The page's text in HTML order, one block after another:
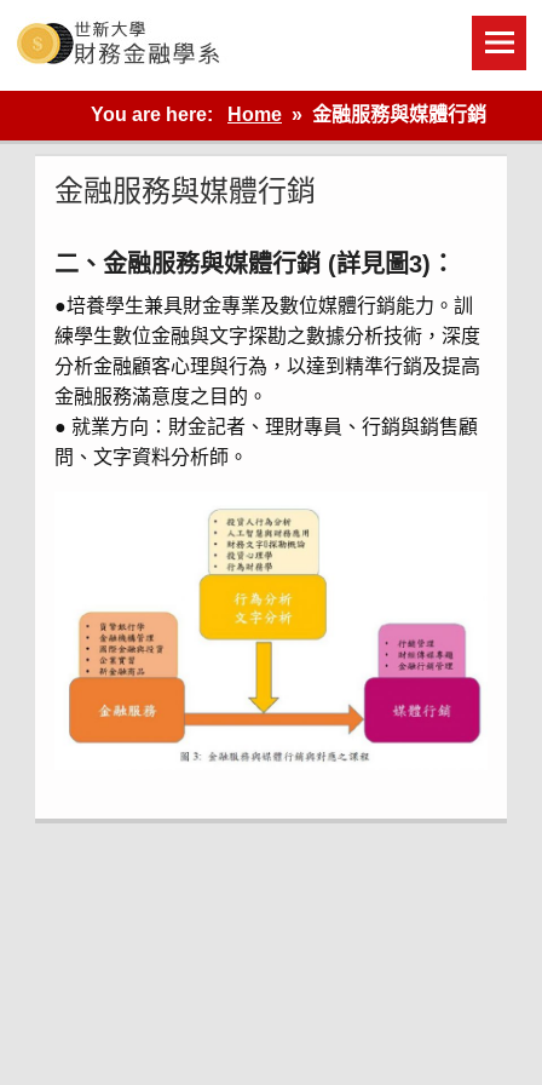
content
世新大學財金系網站
You are here:
Home 金融服務與媒體行銷
金融服務與媒體行銷
二、金融服務與媒體行銷 (詳見圖3)：
●培養學生兼具財金專業及數位媒體行銷能力。訓
練學生數位金融與文字探勘之數據分析技術，深度
分析金融顧客心理與行為，以達到精準行銷及提高
金融服務滿意度之目的。
● 就業方向：財金記者、理財專員、行銷與銷售顧
問、文字資料分析師。